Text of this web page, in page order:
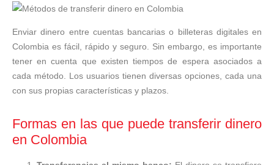
Enviar dinero entre cuentas bancarias o billeteras digitales en
Colombia es fácil, rápido y seguro. Sin embargo, es importante
tener en cuenta que existen tiempos de espera asociados a
cada método. Los usuarios tienen diversas opciones, cada una
con sus propias características y plazos.
Formas en las que puede transferir dinero
en Colombia